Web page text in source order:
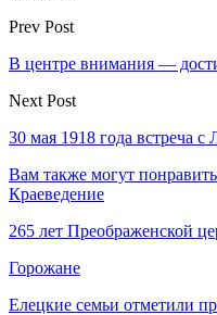
Prev Post
В центре внимания —
Next Post
30 мая 1918 года встреча
Вам также могут
Краеведение
265 лет Преображенской
Горожане
Елецкие семьи отметили